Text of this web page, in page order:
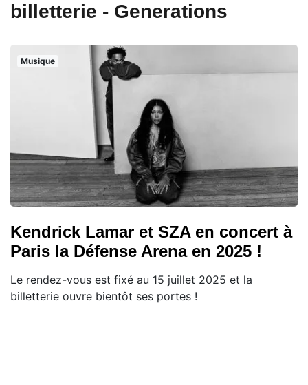
billetterie - Generations
Musique
Kendrick Lamar et SZA en concert à
Paris la Défense Arena en 2025 !
Le rendez-vous est fixé au 15 juillet 2025 et la
billetterie ouvre bientôt ses portes !